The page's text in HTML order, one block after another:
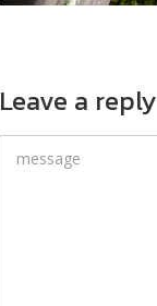
Leave a reply